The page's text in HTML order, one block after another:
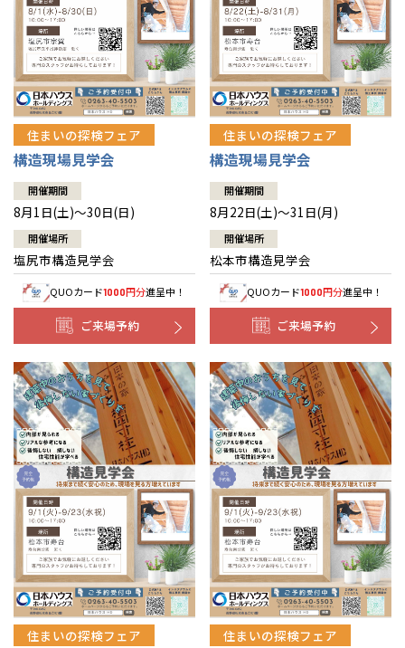
住まいの探検フェア
構造現場見学会
開催期間
8月1日(土)～30日(日)
開催場所
塩尻市構造見学会
QUOカード1000円分進呈中！
ご来場予約
住まいの探検フェア
構造現場見学会
開催期間
8月22日(土)～31日(月)
開催場所
松本市構造見学会
QUOカード1000円分進呈中！
ご来場予約
住まいの探検フェア 住まいの探検フェア